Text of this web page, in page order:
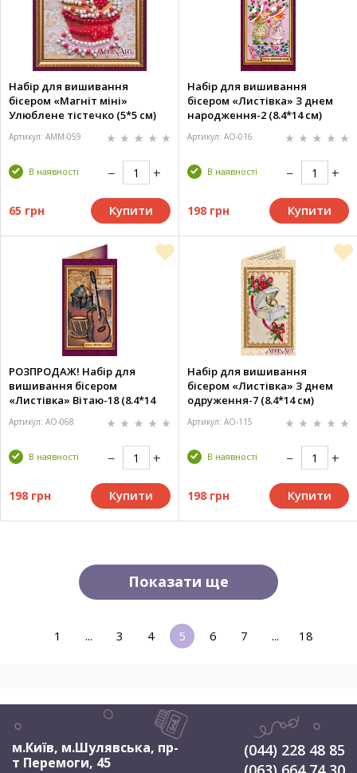
Набір для вишивання
бісером «Магніт міні»
Улюблене тістечко (5*5 см)
Артикул: AMM-059
В наявності
65 грн Купити
Набір для вишивання
бісером «Листівка» З днем
народження-2 (8.4*14 см)
Артикул: AO-016
В наявності
198 грн Купити
РОЗПРОДАЖ! Набір для
вишивання бісером
«Листівка» Вітаю-18 (8.4*14
Артикул: AO-068
В наявності
198 грн Купити
Набір для вишивання
бісером «Листівка» З днем
одруження-7 (8.4*14 см)
Артикул: AO-115
В наявності
198 грн Купити
Показати ще
1 ... 3 4 5 6 7 ... 18
м.Київ, м.Шулявська, пр-
т Перемоги, 45
(044) 228 48 85